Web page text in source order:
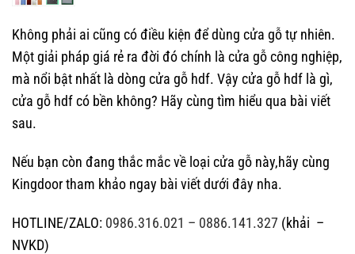
Không phải ai cũng có điều kiện để dùng cửa gỗ tự nhiên.
Một giải pháp giá rẻ ra đời đó chính là cửa gỗ công nghiệp,
mà nổi bật nhất là dòng cửa gỗ hdf. Vậy cửa gỗ hdf là gì,
cửa gỗ hdf có bền không? Hãy cùng tìm hiểu qua bài viết
sau.
Nếu bạn còn đang thắc mắc về loại cửa gỗ này,hãy cùng
Kingdoor tham khảo ngay bài viết dưới đây nha.
HOTLINE/ZALO: 0986.316.021 – 0886.141.327 (khải –
NVKD)